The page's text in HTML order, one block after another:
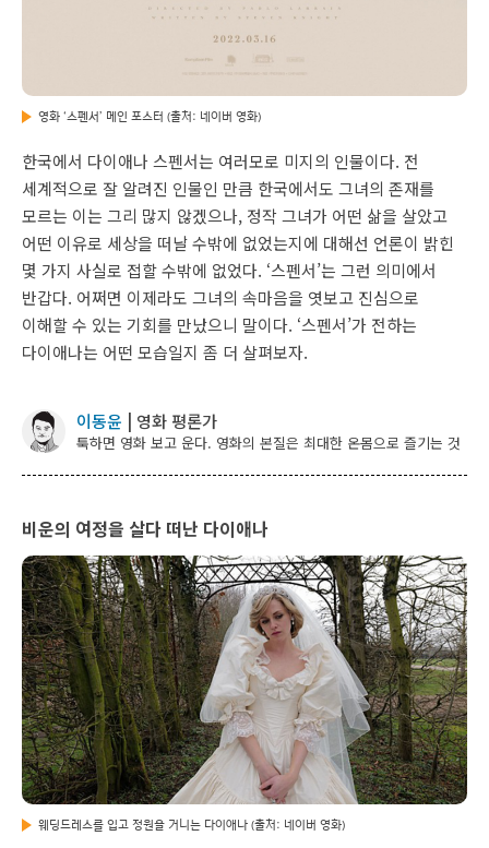
영화 ‘스펜서’ 메인 포스터 (출처: 네이버 영화)
한국에서 다이애나 스펜서는 여러모로 미지의 인물이다. 전
세계적으로 잘 알려진 인물인 만큼 한국에서도 그녀의 존재를
모르는 이는 그리 많지 않겠으나, 정작 그녀가 어떤 삶을 살았고
어떤 이유로 세상을 떠날 수밖에 없었는지에 대해선 언론이 밝힌
몇 가지 사실로 접할 수밖에 없었다. ‘스펜서’는 그런 의미에서
반갑다. 어쩌면 이제라도 그녀의 속마음을 엿보고 진심으로
이해할 수 있는 기회를 만났으니 말이다. ‘스펜서’가 전하는
다이애나는 어떤 모습일지 좀 더 살펴보자.
이동윤 | 영화 평론가
툭하면 영화 보고 운다. 영화의 본질은 최대한 온몸으로 즐기는 것
비운의 여정을 살다 떠난 다이애나
웨딩드레스를 입고 정원을 거니는 다이애나 (출처: 네이버 영화)